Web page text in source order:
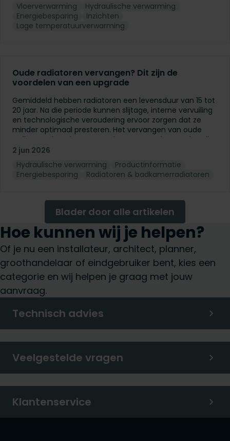
Vloerverwarming
Hydraulische verwarming
Energiebesparing
Inzichten
Lage temperatuurverwarming
Oude radiatoren vervangen? Dit zijn de
voordelen van een upgrade
Gemiddeld hebben radiatoren een levensduur van 15 tot
20 jaar. Na die periode kunnen slijtage, interne vervuiling
en technologische veroudering ervoor zorgen dat ze
minder optimaal presteren. Het vervangen van oude
radiatoren kan daarom een interessante investering zijn,
zelfs wanneer u niet overstapt naar een warmtepomp of
2 jun 2026
Hydraulische verwarming
Productinformatie
Energiebesparing
Radiatoren & badkamerradiatoren
Blader door alle artikelen
Hoe kunnen wij je helpen?
Of je nu een installateur, architect, planner,
groothandelaar of eindgebruiker bent, kies een
categorie en wij helpen je graag met jouw
aanvraag.
Technisch advies
Veelgestelde vragen
Klantenservice